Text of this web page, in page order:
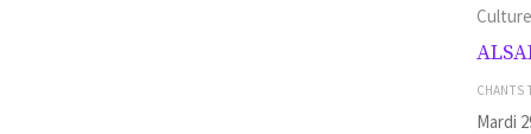
Culture
CHANTS
Mardi